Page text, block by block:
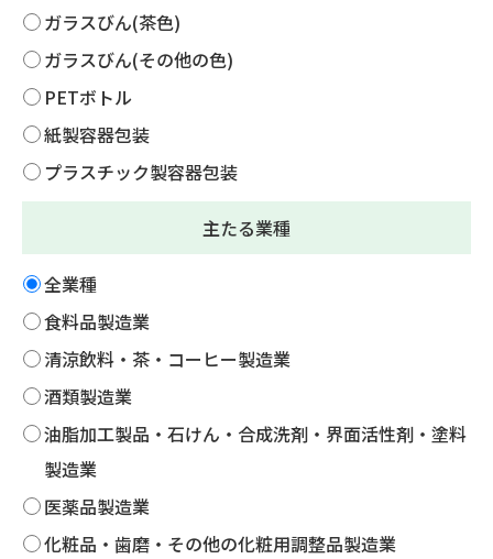
ガラスびん(茶色)
ガラスびん(その他の色)
PETボトル
紙製容器包装
プラスチック製容器包装
主たる業種
全業種
食料品製造業
清涼飲料・茶・コーヒー製造業
酒類製造業
油脂加工製品・石けん・合成洗剤・界面活性剤・塗料
製造業
医薬品製造業
化粧品・歯磨・その他の化粧用調整品製造業